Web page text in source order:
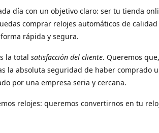
día con un objetivo claro: ser tu tienda
comprar relojes automáticos de
rápida y segura.
la total satisfacción del cliente. Queremos
la absoluta seguridad de haber comprado
por una empresa seria y cercana.
relojes: queremos convertirnos en tu